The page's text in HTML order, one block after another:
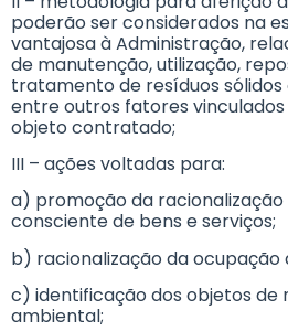
poderão ser considerados na
vantajosa à Administração,
de manutenção, utilização,
tratamento de resíduos
entre outros fatores vinculados
objeto contratado;
III – ações voltadas para:
a) promoção da racionalização
consciente de bens e serviços;
b) racionalização da ocupação
c) identificação dos objetos de
ambiental;